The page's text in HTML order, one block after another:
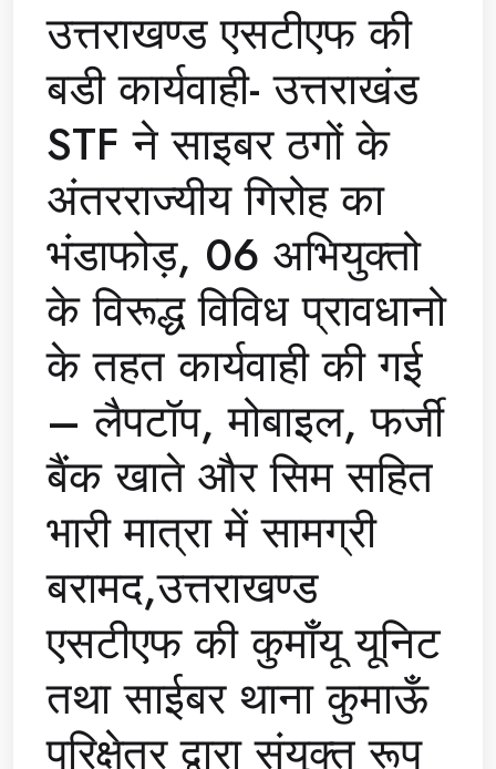
उत्तराखण्ड एसटीएफ की
बडी कार्यवाही- उत्तराखंड
STF ने साइबर ठगों के
अंतरराज्यीय गिरोह का
भंडाफोड़, 06 अभियुक्तो
के विरूद्ध विविध प्रावधानो
के तहत कार्यवाही की गई
– लैपटॉप, मोबाइल, फर्जी
बैंक खाते और सिम सहित
भारी मात्रा में सामग्री
बरामद,उत्तराखण्ड
एसटीएफ की कुमाँयू यूनिट
तथा साईबर थाना कुमाऊँ
परिक्षेत्र द्वारा संयुक्त रूप